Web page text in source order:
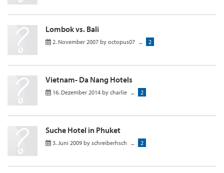
Lombok vs. Bali
2. November 2007 by octopus07 ... 2
Vietnam- Da Nang Hotels
16. Dezember 2014 by charlie ... 2
Suche Hotel in Phuket
3. Juni 2009 by schreiberhsch ... 2